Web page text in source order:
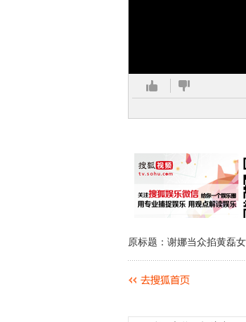
原标题：谢娜当众掐黄磊